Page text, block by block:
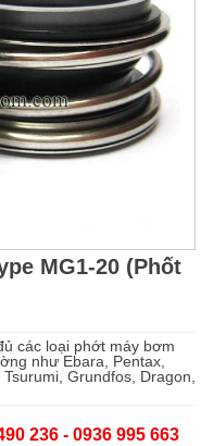
MG1-20 (Phốt
các loại phớt máy bơm
như Ebara, Pentax,
Grundfos, Dragon,
236 - 0936 995 663